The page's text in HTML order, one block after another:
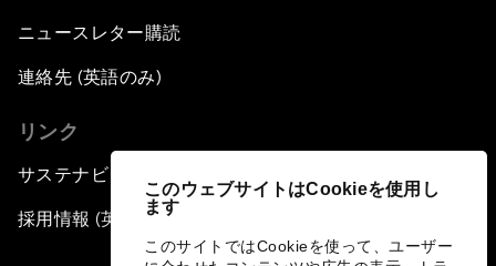
このウェブサイトはCookieを使用し
ます
このサイトではCookieを使って、ユーザー
ニュースレター購読
連絡先 (英語のみ)
リンク
サステナビリティへの取り組み
採用情報 (英語のみ)